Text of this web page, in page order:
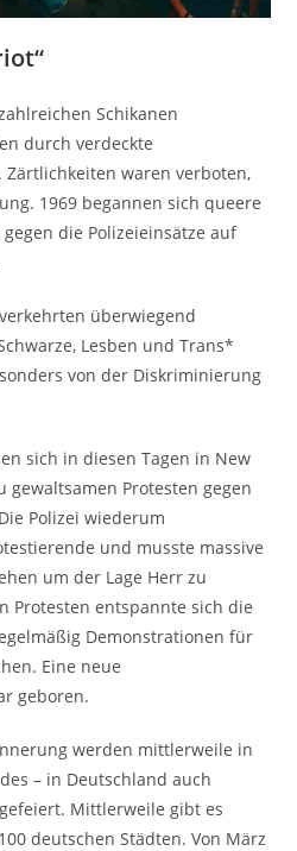
Schikanen
durch verdeckte
waren verboten,
1969 begannen sich queere
die Polizeieinsätze auf
überwiegend
Lesben und Trans*
von der Diskriminierung
sich in diesen Tagen in New
gewaltsamen Protesten gegen
Polizei wiederum
und musste massive
um der Lage Herr zu
Protesten entspannte sich die
Demonstrationen für
Eine neue
geboren.
werden mittlerweile in
– in Deutschland auch
Mittlerweile gibt es
deutschen Städten. Von März